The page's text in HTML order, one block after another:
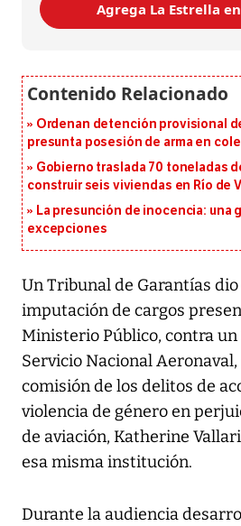
Agrega La Estrella
Ordenan detención provisional
presunta posesión de arma en
Gobierno traslada 70 toneladas
construir seis viviendas en Río de
La presunción de inocencia: una
excepciones
Un Tribunal de Garantías
imputación de cargos
Ministerio Público, contra
Servicio Nacional
comisión de los delitos de
violencia de género en
de aviación, Katherine
esa misma institución.
Durante la audiencia